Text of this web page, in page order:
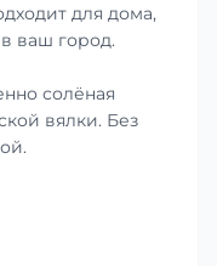
для дома,
ваш город.
солёная
вялки. Без